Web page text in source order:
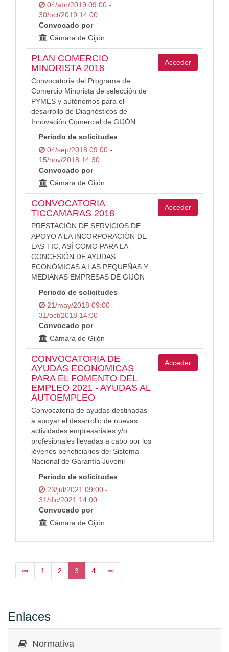
04/abr/2019 09:00 -
30/oct/2019 14:00
Convocado por
Cámara de Gijón
PLAN COMERCIO
MINORISTA 2018
Convocatoria del Programa de
Comercio Minorista de selección de
PYMES y autónomos para el
desarrollo de Diagnósticos de
Innovación Comercial de GIJÓN
Periodo de solicitudes
04/sep/2018 09:00 -
15/nov/2018 14:30
Convocado por
Cámara de Gijón
Acceder
CONVOCATORIA
TICCAMARAS 2018
PRESTACIÓN DE SERVICIOS DE
APOYO A LA INCORPORACIÓN DE
LAS TIC, ASÍ COMO PARA LA
CONCESIÓN DE AYUDAS
ECONÓMICAS A LAS PEQUEÑAS Y
MEDIANAS EMPRESAS DE GIJÓN
Periodo de solicitudes
21/may/2018 09:00 -
31/oct/2018 14:00
Convocado por
Cámara de Gijón
Acceder
CONVOCATORIA DE
AYUDAS ECONOMICAS
PARA EL FOMENTO DEL
EMPLEO 2021 - AYUDAS AL
AUTOEMPLEO
Convocatoria de ayudas destinadas
a apoyar el desarrollo de nuevas
actividades empresariales y/o
profesionales llevadas a cabo por los
jóvenes beneficiarios del Sistema
Nacional de Garantía Juvenil
Periodo de solicitudes
23/jul/2021 09:00 -
31/dic/2021 14:00
Convocado por
Cámara de Gijón
Acceder
⇦ 1 2 3 4 ⇨
Enlaces
Normativa